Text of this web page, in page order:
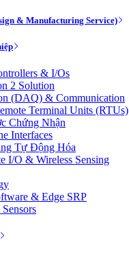
& Manufacturing Service)
& I/Os
2 Solution
(DAQ) & Communication
Terminal Units (RTUs)
Chứng Nhận
Interfaces
Tự Động Hóa
I/O & Wireless Sensing
& Edge SRP